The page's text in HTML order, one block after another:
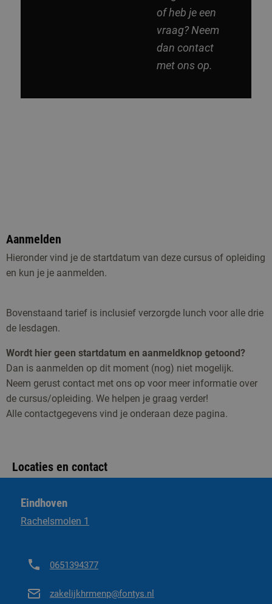
of heb je een
vraag? Neem
dan contact
met ons op.
Aanmelden
Hieronder vind je de startdatum van deze cursus of opleiding
en kun je je aanmelden.
Bovenstaand tarief is inclusief verzorgde lunch voor alle drie
de lesdagen.
Wordt hier geen startdatum en aanmeldknop getoond?
Dan is aanmelden op dit moment (nog) niet mogelijk.
Neem gerust contact met ons op voor meer informatie over
de cursus/opleiding. We helpen je graag verder!
Alle contactgegevens vind je onderaan deze pagina.
Locaties en contact
Eindhoven
Rachelsmolen 1
0651394377
zakelijkhrmenp@fontys.nl